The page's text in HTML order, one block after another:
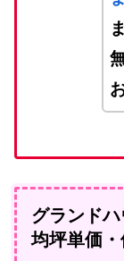
グランド
均坪単価